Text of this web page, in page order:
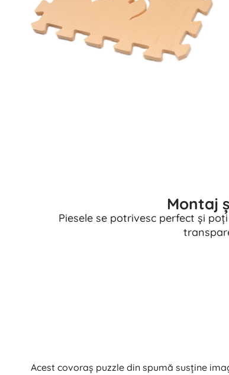
Montaj
Piesele se potrivesc perfect și
Acest covoraș puzzle din spumă susține